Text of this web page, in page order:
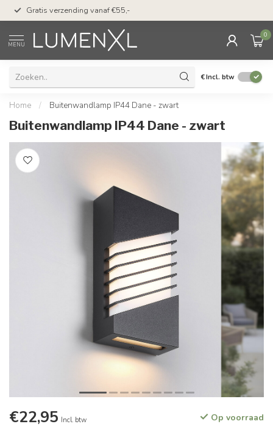
Gratis verzending vanaf €55,-
MENU
0
€Incl. btw
Home / Buitenwandlamp IP44 Dane - zwart
Buitenwandlamp IP44 Dane - zwart
€22,95 Incl. btw Op voorraad